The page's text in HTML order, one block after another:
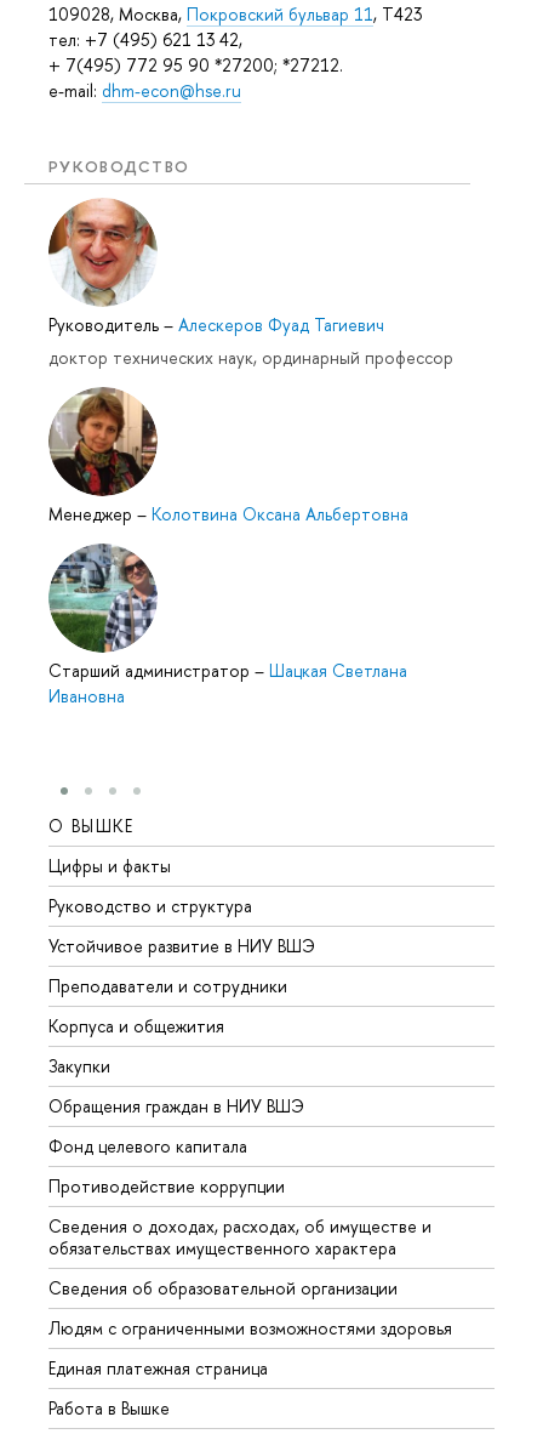
109028, Москва, Покровский бульвар 11, T423
тел: +7 (495) 621 13 42,
+ 7(495) 772 95 90 *27200; *27212.
e-mail: dhm-econ@hse.ru
РУКОВОДСТВО
Руководитель – Алескеров Фуад Тагиевич
доктор технических наук, ординарный профессор
Менеджер – Колотвина Оксана Альбертовна
Cтарший администратор – Шацкая Светлана
Ивановна
О ВЫШКЕ
Цифры и факты
Руководство и структура
Устойчивое развитие в НИУ ВШЭ
Преподаватели и сотрудники
Корпуса и общежития
Закупки
Обращения граждан в НИУ ВШЭ
Фонд целевого капитала
Противодействие коррупции
Сведения о доходах, расходах, об имуществе и
обязательствах имущественного характера
Сведения об образовательной организации
Людям с ограниченными возможностями здоровья
Единая платежная страница
Работа в Вышке